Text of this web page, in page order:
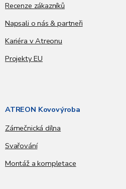
Recenze zákazníků
Napsali o nás & partneři
Kariéra v Atreonu
Projekty EU
ATREON Kovovýroba
Zámečnická dílna
Svařování
Montáž a kompletace